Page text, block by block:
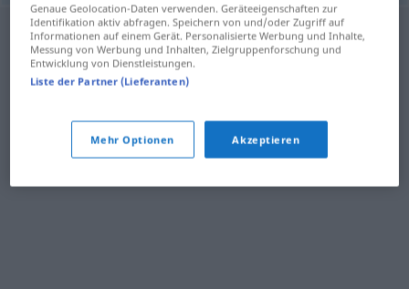
Genaue Geolocation-Daten verwenden. Geräteeigenschaften zur
Identifikation aktiv abfragen. Speichern von und/oder Zugriff auf
Informationen auf einem Gerät. Personalisierte Werbung und Inhalte,
Messung von Werbung und Inhalten, Zielgruppenforschung und
Entwicklung von Dienstleistungen.
Liste der Partner (Lieferanten)
Mehr Optionen Akzeptieren